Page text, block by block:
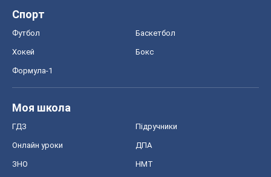
Спорт
Футбол Баскетбол
Хокей Бокс
Формула-1
Моя школа
ГДЗ Підручники
Онлайн уроки ДПА
ЗНО НМТ